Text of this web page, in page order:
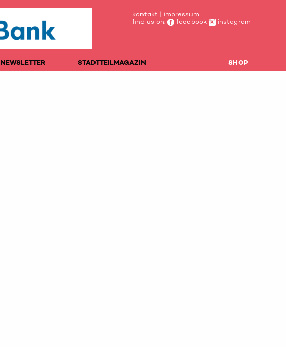
kontakt | impressum
find us on:
facebook instagram
NEWSLETTER STADTTEILMAGAZIN SHOP